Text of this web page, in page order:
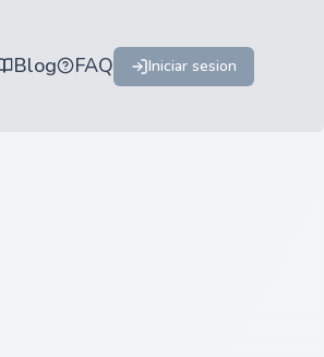
Blog FAQ Iniciar sesion